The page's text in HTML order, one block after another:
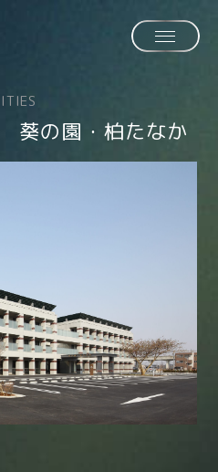
葵の園・柏たなか